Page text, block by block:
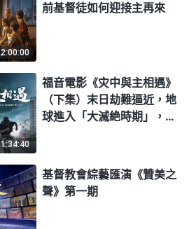
2:00:00
前基督徒如何迎接主再來
1:34:40
福音電影《灾中與主相遇》
（下集）末日劫難逼近，地
球進入「大滅絶時期」，人
基督教會綜藝匯演《贊美之
聲》第一期